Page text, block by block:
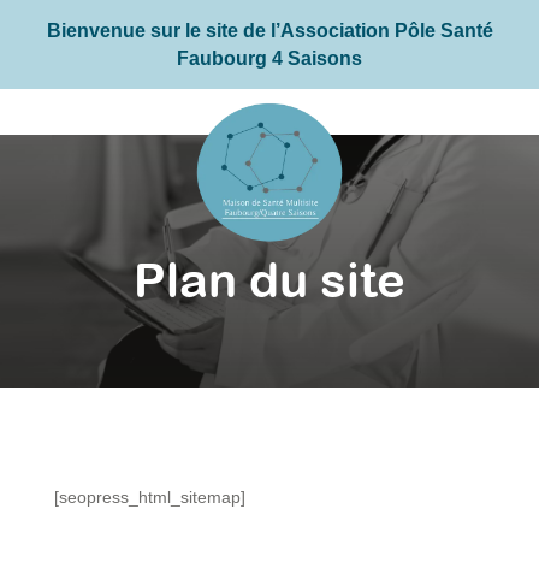
Bienvenue sur le site de l’Association Pôle Santé
Faubourg 4 Saisons
Plan du site
[seopress_html_sitemap]